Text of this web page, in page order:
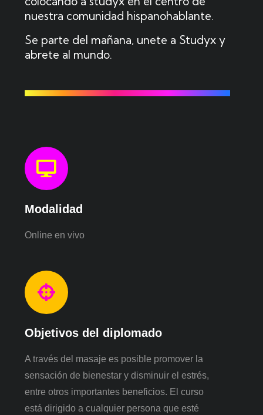
nuestra comunidad hispanohablante.
Se parte del mañana, unete a Studyx y
abrete al mundo.
Modalidad
Online en vivo
Objetivos del diplomado
A través del masaje es posible promover la
sensación de bienestar y disminuir el estrés,
entre otros importantes beneficios. El curso
está dirigido a cualquier persona que esté